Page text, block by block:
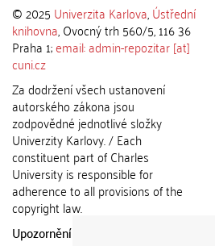
© 2025 Univerzita Karlova,Ústřední
knihovna, Ovocný trh 560/5, 116 36
Praha 1;email: admin-repozitar [at]
cuni.cz
Za dodržení všech ustanovení
autorského zákona jsou
zodpovědné jednotlivé složky
Univerzity Karlovy. / Each
constituent part of Charles
University is responsible for
adherence to all provisions of the
copyright law.
Upozornění / Notice: